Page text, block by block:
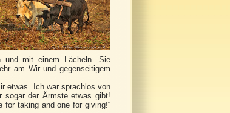
und mit einem Lächeln. Sie
am Wir und gegenseitigem
etwas. Ich war sprachlos von
sogar der Ärmste etwas gibt!
for taking and one for giving!“